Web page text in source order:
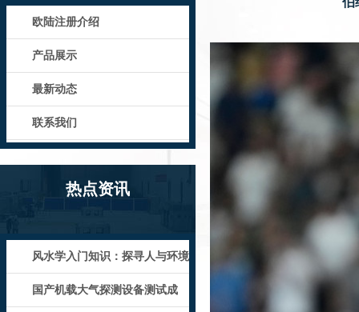
欧陆注册介绍
产品展示
最新动态
联系我们
热点资讯
风水学入门知识：探寻人与环境
的和谐密码_合理布局_客厅_自然
国产机载大气探测设备测试成